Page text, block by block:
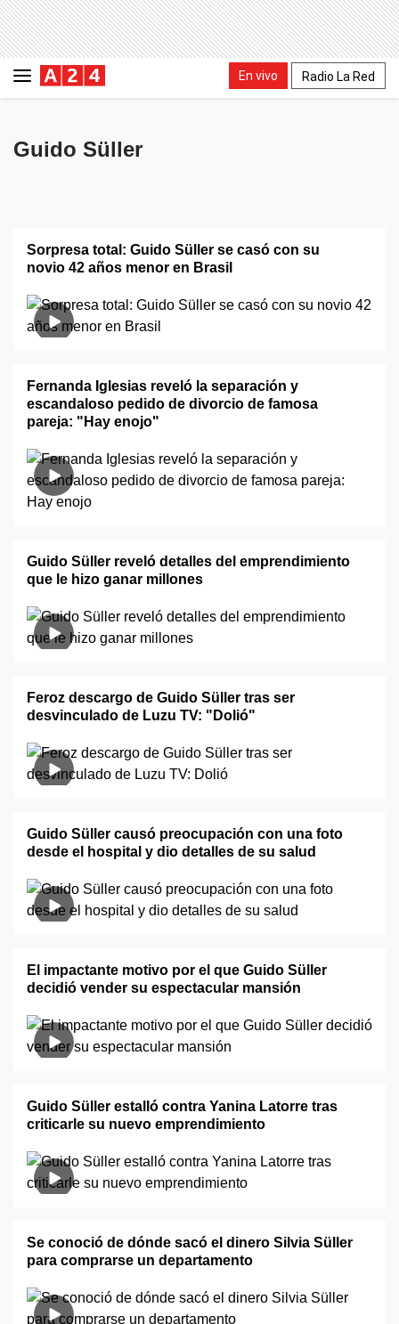
En vivo Radio La Red
Guido Süller
Sorpresa total: Guido Süller se casó con su
novio 42 años menor en Brasil
Fernanda Iglesias reveló la separación y
escandaloso pedido de divorcio de famosa
pareja: "Hay enojo"
Guido Süller reveló detalles del emprendimiento
que le hizo ganar millones
Feroz descargo de Guido Süller tras ser
desvinculado de Luzu TV: "Dolió"
Guido Süller causó preocupación con una foto
desde el hospital y dio detalles de su salud
El impactante motivo por el que Guido Süller
decidió vender su espectacular mansión
Guido Süller estalló contra Yanina Latorre tras
criticarle su nuevo emprendimiento
Se conoció de dónde sacó el dinero Silvia Süller
para comprarse un departamento